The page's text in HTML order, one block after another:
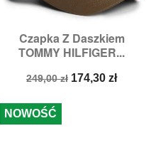
Czapka Z Daszkiem
TOMMY HILFIGER...
Cena
249,00 zł Cena
174,30 zł
NOWOŚĆ